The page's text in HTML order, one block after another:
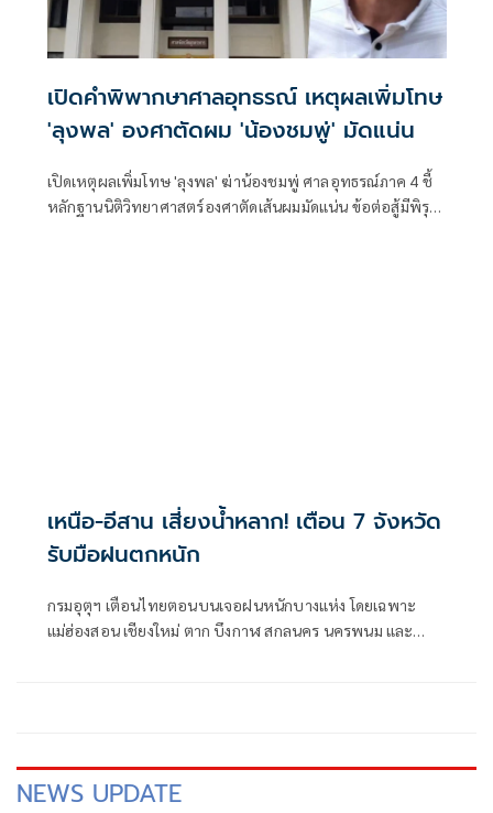
เปิดคำพิพากษาศาลอุทธรณ์ เหตุผลเพิ่มโทษ
'ลุงพล' องศาตัดผม 'น้องชมพู่' มัดแน่น
เปิดเหตุผลเพิ่มโทษ 'ลุงพล' ฆ่าน้องชมพู่ ศาลอุทธรณ์ภาค 4 ชี้
หลักฐานนิติวิทยาศาสตร์องศาตัดเส้นผมมัดแน่น ข้อต่อสู้มีพิรุธ
เหนือ-อีสาน เสี่ยงน้ำหลาก! เตือน 7 จังหวัด
รับมือฝนตกหนัก
กรมอุตุฯ เตือนไทยตอนบนเจอฝนหนักบางแห่ง โดยเฉพาะ
แม่ฮ่องสอน เชียงใหม่ ตาก บึงกาฬ สกลนคร นครพนม และ
NEWS UPDATE